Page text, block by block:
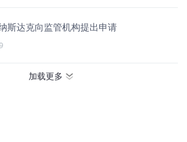
斯达克向监管机构提出申请
加载更多